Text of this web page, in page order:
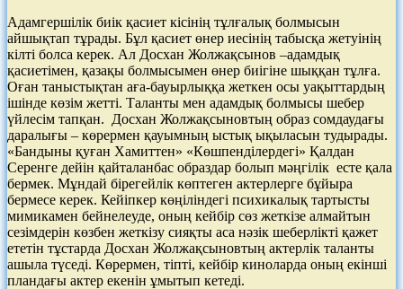
Адамгершілік биік қасиет кісінің тұлғалық болмысын
айшықтап тұрады. Бұл қасиет өнер иесінің табысқа жетуінің
кілті болса керек. Ал Досхан Жолжақсынов –адамдық
қасиетімен, қазақы болмысымен өнер биігіне шыққан тұлға.
Оған таныстықтан аға-бауырлыққа жеткен осы уақыттардың
ішінде көзім жетті. Таланты мен адамдық болмысы шебер
үйлесім тапқан. Досхан Жолжақсыновтың образ сомдаудағы
даралығы – көрермен қауымның ыстық ықыласын тудырады.
«Бандыны қуған Хамиттен» «Көшпенділердегі» Қалдан
Серенге дейін қайталанбас образдар болып мәңгілік есте қала
бермек. Мұндай бірегейлік көптеген актерлерге бұйыра
бермесе керек. Кейіпкер көңіліндегі психикалық тартысты
мимикамен бейнелеуде, оның кейбір сөз жеткізе алмайтын
сезімдерін көзбен жеткізу сияқты аса нәзік шеберлікті қажет
ететін тұстарда Досхан Жолжақсыновтың актерлік таланты
ашыла түседі. Көрермен, тіпті, кейбір киноларда оның екінші
пландағы актер екенін ұмытып кетеді.